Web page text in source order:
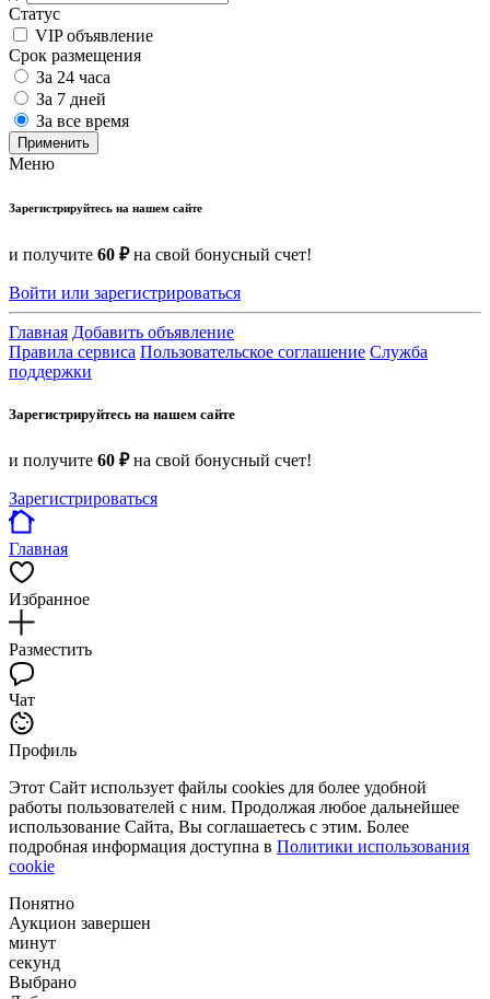
Статус
VIP объявление
Срок размещения
За 24 часа
За 7 дней
За все время
Применить
Меню
Зарегистрируйтесь на нашем сайте
и получите 60 ₽на свой бонусный счет!
Войти или зарегистрироваться
Главная Добавить объявление
Правила сервиса Пользовательское соглашение Служба
поддержки
Зарегистрируйтесь на нашем сайте
и получите 60 ₽на свой бонусный счет!
Зарегистрироваться
Главная
Избранное
Разместить
Чат
Профиль
Этот Сайт использует файлы cookies для более удобной
работы пользователей с ним. Продолжая любое дальнейшее
использование Сайта, Вы соглашаетесь с этим. Более
подробная информация доступна в Политики использования
cookie
Понятно
Аукцион завершен
минут
секунд
Выбрано